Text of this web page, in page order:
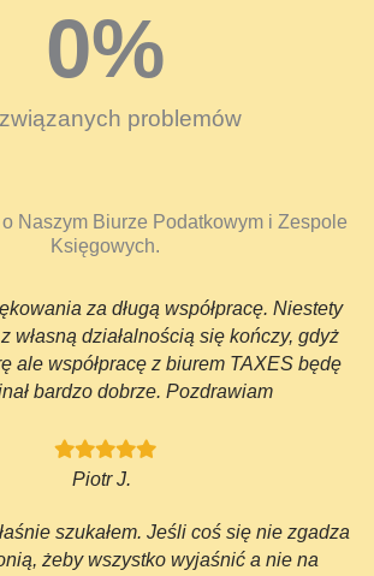
problemów
0%
Naszym Biurze Podatkowym i Zespole
Księgowych.
za długą współpracę. Niestety
własną działalnością się kończy, gdyż
ale współpracę z biurem TAXES będę
bardzo dobrze. Pozdrawiam
Piotr J.
szukałem. Jeśli coś się nie zgadza
żeby wszystko wyjaśnić a nie na